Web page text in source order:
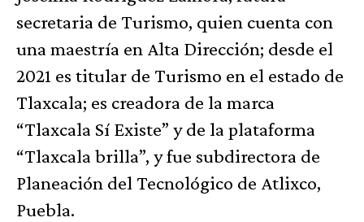
secretaria de Turismo, quien cuenta con
una maestría en Alta Dirección; desde el
2021 es titular de Turismo en el estado de
Tlaxcala; es creadora de la marca
“Tlaxcala Sí Existe” y de la plataforma
“Tlaxcala brilla”, y fue subdirectora de
Planeación del Tecnológico de Atlixco,
Puebla.